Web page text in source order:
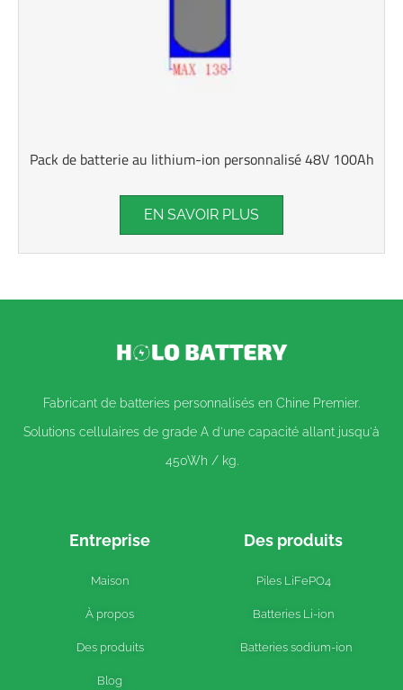
Pack de batterie au lithium-ion personnalisé 48V 100Ah
EN SAVOIR PLUS
Fabricant de batteries personnalisés en Chine Premier.
Solutions cellulaires de grade A d'une capacité allant jusqu'à
450Wh / kg.
Entreprise
Maison
À propos
Des produits
Blog
Des produits
Piles LiFePO4
Batteries Li-ion
Batteries sodium-ion